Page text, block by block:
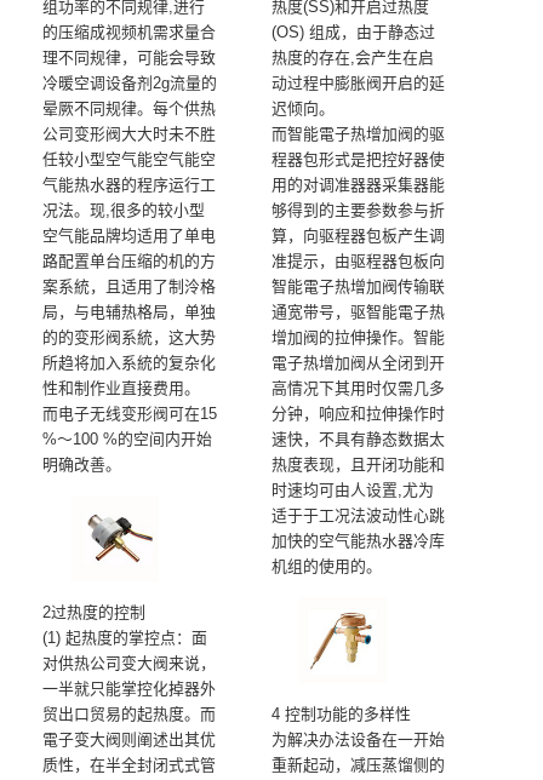
组功率的不同规律,进行
的压缩成视频机需求量合
理不同规律，可能会导致
冷暖空调设备剂2g流量的
晕厥不同规律。每个供热
公司变形阀大大时未不胜
任较小型空气能空气能空
气能热水器的程序运行工
况法。现,很多的较小型
空气能品牌均适用了单电
路配置单台压缩的机的方
案系統，且适用了制泠格
局，与电辅热格局，单独
的的变形阀系統，这大势
所趋将加入系統的复杂化
性和制作业直接费用。
而电子无线变形阀可在15
%～100 %的空间内开始
明确改善。
2过热度的控制
(1) 起热度的掌控点：面
对供热公司变大阀来说，
一半就只能掌控化掉器外
贸出口贸易的起热度。而
電子变大阀则阐述出其优
质性，在半全封闭式式管
热度(SS)和开启过热度
(OS) 组成，由于静态过
热度的存在,会产生在启
动过程中膨胀阀开启的延
迟倾向。
而智能電子热增加阀的驱
程器包形式是把控好器使
用的对调准器器采集器能
够得到的主要参数参与折
算，向驱程器包板产生调
准提示，由驱程器包板向
智能電子热增加阀传输联
通宽带号，驱智能電子热
增加阀的拉伸操作。智能
電子热增加阀从全闭到开
高情况下其用时仅需几多
分钟，响应和拉伸操作时
速快，不具有静态数据太
热度表现，且开闭功能和
时速均可由人设置,尤为
适于于工况法波动性心跳
加快的空气能热水器冷库
机组的使用的。
4 控制功能的多样性
为解决办法设备在一开始
重新起动，减压蒸馏侧的